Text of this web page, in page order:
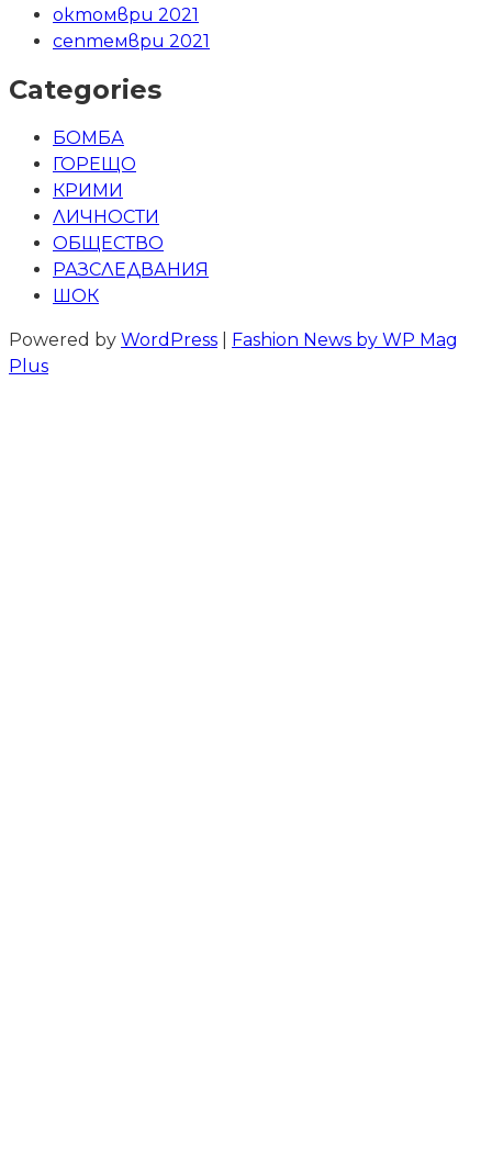
октомври 2021
септември 2021
Categories
БОМБА
ГОРЕЩО
КРИМИ
ЛИЧНОСТИ
ОБЩЕСТВО
РАЗСЛЕДВАНИЯ
ШОК
Powered by WordPress
Fashion News by WP Mag
Plus